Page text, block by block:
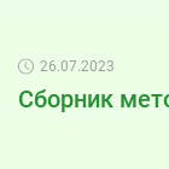
26.07.2023
Сборник